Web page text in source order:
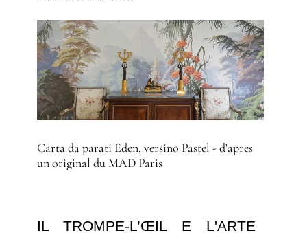
Carta da parati Eden, versino Pastel - d'apres
un original du MAD Paris
IL TROMPE-L’ŒIL E L'ARTE